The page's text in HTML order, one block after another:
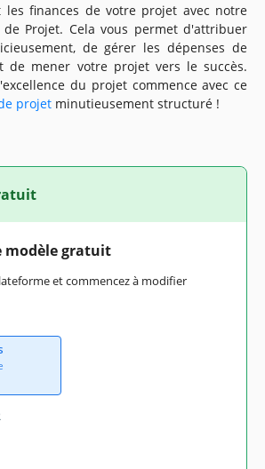
les finances de votre projet avec notre
Projet. Cela vous permet d'attribuer
de gérer les dépenses de
de mener votre projet vers le succès.
du projet commence avec ce
projet minutieusement structuré !
modèle gratuit
et commencez à modifier